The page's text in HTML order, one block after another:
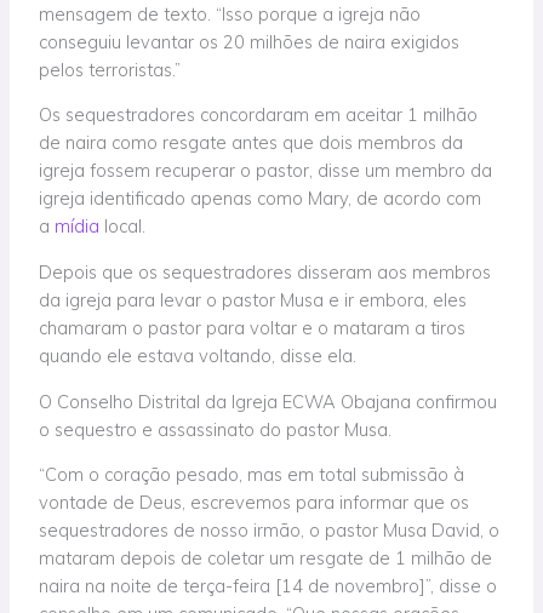
mensagem de texto. “Isso porque a igreja não
conseguiu levantar os 20 milhões de naira exigidos
pelos terroristas.”
Os sequestradores concordaram em aceitar 1 milhão
de naira como resgate antes que dois membros da
igreja fossem recuperar o pastor, disse um membro da
igreja identificado apenas como Mary, de acordo com
a mídia local.
Depois que os sequestradores disseram aos membros
da igreja para levar o pastor Musa e ir embora, eles
chamaram o pastor para voltar e o mataram a tiros
quando ele estava voltando, disse ela.
O Conselho Distrital da Igreja ECWA Obajana confirmou
o sequestro e assassinato do pastor Musa.
“Com o coração pesado, mas em total submissão à
vontade de Deus, escrevemos para informar que os
sequestradores de nosso irmão, o pastor Musa David, o
mataram depois de coletar um resgate de 1 milhão de
naira na noite de terça-feira [14 de novembro]”, disse o